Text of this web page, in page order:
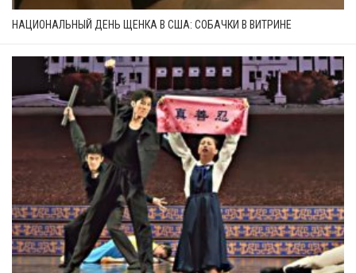
НАЦИОНАЛЬНЫЙ ДЕНЬ ЩЕНКА В США: СОБАЧКИ В ВИТРИНЕ